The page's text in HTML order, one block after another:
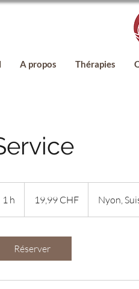
A propos Thérapies
1 h
suisses19,99 CHF Nyon,
Réserver